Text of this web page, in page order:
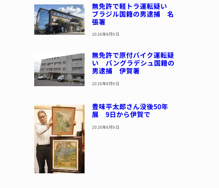
無免許で軽トラ運転疑い
ブラジル国籍の男逮捕 名
張署
2026年8月9日
無免許で原付バイク運転疑
い バングラデシュ国籍の
男逮捕 伊賀署
2026年8月9日
豊味平太郎さん没後50年
展 9日から伊賀で
2026年8月9日